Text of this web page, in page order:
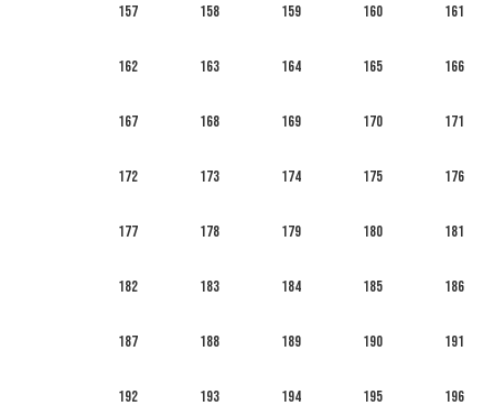
157 158 159 160 161
162 163 164 165 166
167 168 169 170 171
172 173 174 175 176
177 178 179 180 181
182 183 184 185 186
187 188 189 190 191
192 193 194 195 196